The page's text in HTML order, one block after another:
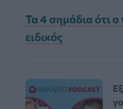
Τα 4 σημάδια ότι ο
ειδικός